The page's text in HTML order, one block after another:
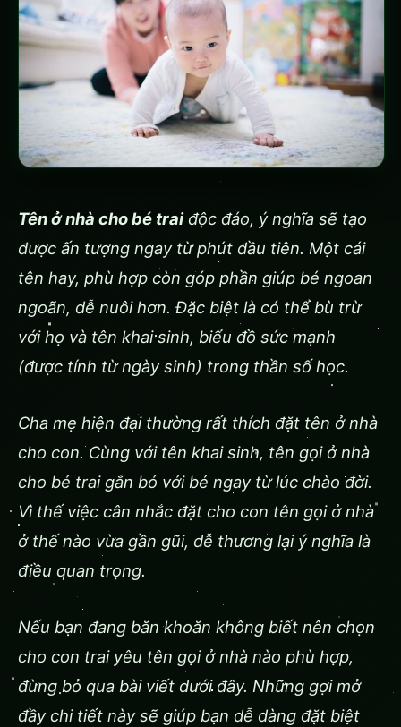
Tên ở nhà cho bé traiđộc đáo, ý nghĩa sẽ tạo
được ấn tượng ngay từ phút đầu tiên. Một cái
tên hay, phù hợp còn góp phần giúp bé ngoan
ngoãn, dễ nuôi hơn. Đặc biệt là có thể bù trừ
với họ và tên khai sinh, biểu đồ sức mạnh
(được tính từ ngày sinh) trong thần số học.
Cha mẹ hiện đại thường rất thích đặt tên ở nhà
cho con. Cùng với tên khai sinh, tên gọi ở nhà
cho bé trai gắn bó với bé ngay từ lúc chào đời.
Vì thế việc cân nhắc đặt cho con tên gọi ở nhà
ở thế nào vừa gần gũi, dễ thương lại ý nghĩa là
điều quan trọng.
Nếu bạn đang băn khoăn không biết nên chọn
cho con trai yêu tên gọi ở nhà nào phù hợp,
đừng bỏ qua bài viết dưới đây. Những gợi mở
đầy chi tiết này sẽ giúp bạn dễ dàng đặt biệt